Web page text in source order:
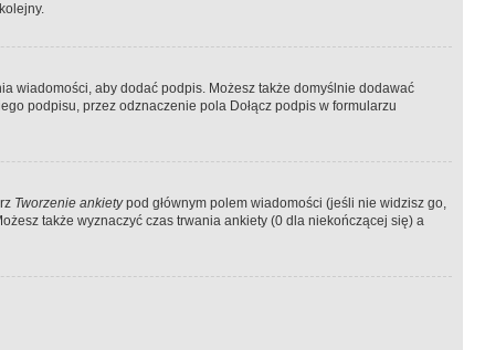
wiadomości, aby dodać podpis. Możesz także domyślnie dodawać
podpisu, przez odznaczenie pola Dołącz podpis w formularzu
Tworzenie ankietypod głównym polem wiadomości (jeśli nie widzisz go,
także wyznaczyć czas trwania ankiety (0 dla niekończącej się) a